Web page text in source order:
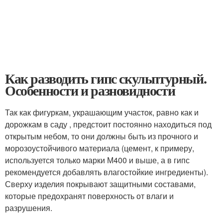
Как разводить гипс скульптурный.
Особенности и разновидности
Так как фигуркам, украшающим участок, равно как и
дорожкам в саду , предстоит постоянно находиться под
открытым небом, то они должны быть из прочного и
морозоустойчивого материала (цемент, к примеру,
используется только марки М400 и выше, а в гипс
рекомендуется добавлять влагостойкие ингредиенты).
Сверху изделия покрывают защитными составами,
которые предохранят поверхность от влаги и
разрушения.